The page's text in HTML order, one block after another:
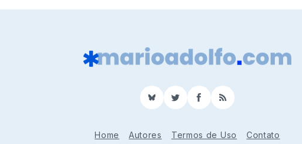
BlueSkyTwitterFacebook
RSS
Home Autores Termos de Uso Contato